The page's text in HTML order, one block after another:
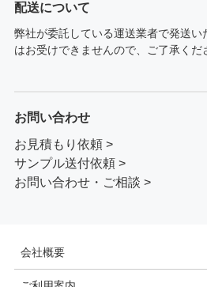
配送について
弊社が委託している運送業者で発送い
はお受けできませんので、ご了承くだ
お問い合わせ
お見積もり依頼 >
サンプル送付依頼 >
お問い合わせ・ご相談 >
会社概要